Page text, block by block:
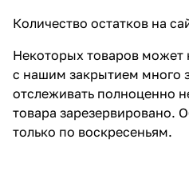
Количество остатков на
Некоторых товаров может
с нашим закрытием много
отслеживать полноценно
товара зарезервировано.
только по воскресеньям.